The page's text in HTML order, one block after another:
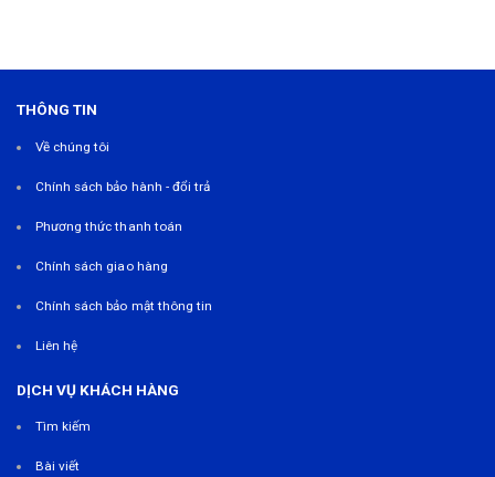
THÔNG TIN
Về chúng tôi
Chính sách bảo hành - đổi trả
Phương thức thanh toán
Chính sách giao hàng
Chính sách bảo mật thông tin
Liên hệ
DỊCH VỤ KHÁCH HÀNG
Tìm kiếm
Bài viết